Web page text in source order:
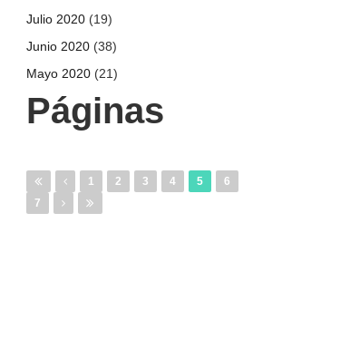
Julio 2020 (19)
Junio 2020 (38)
Mayo 2020 (21)
Páginas
1 2 3 4 5
6
7